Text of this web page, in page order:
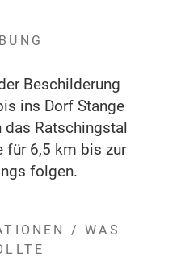
Beschilderung
ins Dorf Stange
Ratschingstal
für 6,5 km bis zur
folgen.
/ WAS